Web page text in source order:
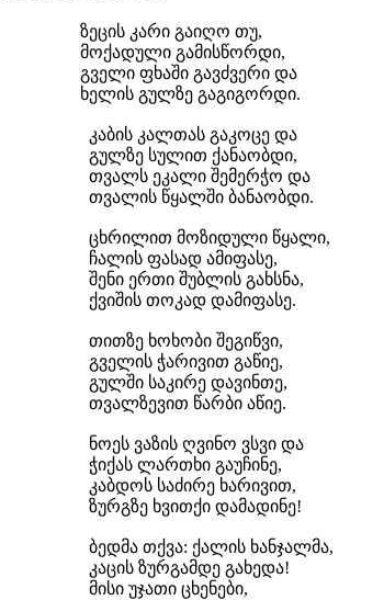
ზეცის კარი გაიღო თუ,
მოქადული გამისწორდი,
გველი ფხაში გავძვერი და
ხელის გულზე გაგიგორდი.
კაბის კალთას გაკოცე და
გულზე სულით ქანაობდი,
თვალს ეკალი შემერჭო და
თვალის წყალში ბანაობდი.
ცხრილით მოზიდული წყალი,
ჩალის ფასად ამიფასე,
შენი ერთი შუბლის გახსნა,
ქვიშის თოკად დამიფასე.
თითზე ხოხობი შეგიწვი,
გველის ჭარივით გაწიე,
გულში საკირე დავინთე,
თვალზევით წარბი აწიე.
ნოეს ვაზის ღვინო ვსვი და
ჭიქას ლართხი გაუჩინე,
კაბდოს საძირე ხარივით,
ზურგზე ხვითქი დამადინე!
ბედმა თქვა: ქალის ხანჯალმა,
კაცის ზურგამდე გახედა!
მისი უჯათი ცხენები,